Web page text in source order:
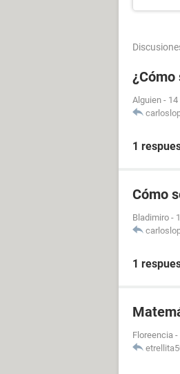
¿Cómo
Alguien -
1
Cómo
Bladimiro -
1
Floreencia -